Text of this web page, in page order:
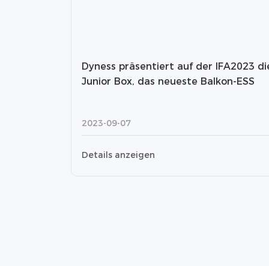
Dyness präsentiert auf der IFA2023
Junior Box, das neueste Balkon-ESS
2023-09-07
Details anzeigen